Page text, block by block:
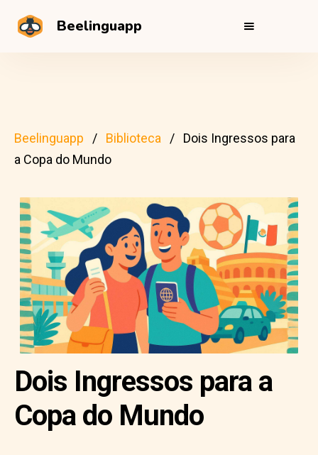
Beelinguapp
Beelinguapp Biblioteca
Dois Ingressos para
a Copa do Mundo
Dois Ingressos para a
Copa do Mundo